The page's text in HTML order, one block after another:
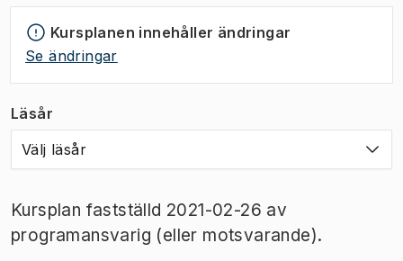
Kursplanen innehåller ändringar
Se ändringar
Läsår
Välj läsår
Kursplan fastställd 2021-02-26 av
programansvarig (eller motsvarande).